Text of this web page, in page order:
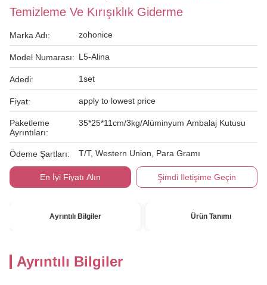
Temizleme Ve Kırışıklık Giderme
Marka Adı: zohonice
Model Numarası: L5-Alina
Adedi: 1set
Fiyat: apply to lowest price
Paketleme
Ayrıntıları:
35*25*11cm/3kg/Alüminyum Ambalaj Kutusu
Ödeme Şartları: T/T, Western Union, Para Gramı
En İyi Fiyatı Alın Şimdi Iletişime Geçin
Ayrıntılı Bilgiler Ürün Tanımı
Ayrıntılı Bilgiler